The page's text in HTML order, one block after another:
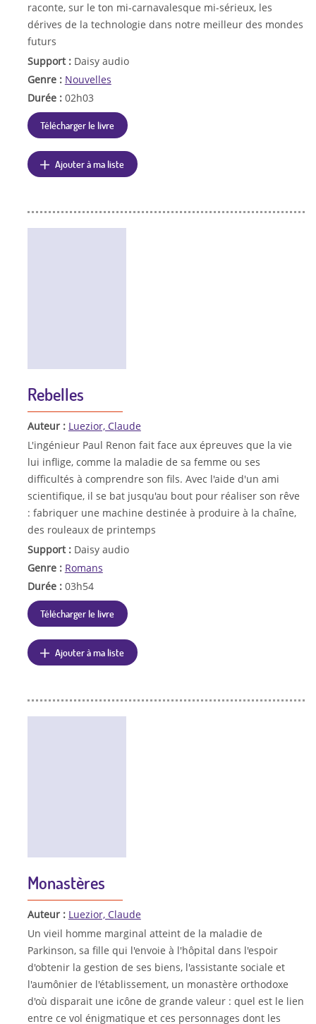
raconte, sur le ton mi-carnavalesque mi-sérieux, les
dérives de la technologie dans notre meilleur des mondes
futurs
Support : Daisy audio
Genre : Nouvelles
Durée : 02h03
Télécharger le livre
Ajouter à ma liste
Rebelles
Auteur : Luezior, Claude
L'ingénieur Paul Renon fait face aux épreuves que la vie
lui inflige, comme la maladie de sa femme ou ses
difficultés à comprendre son fils. Avec l'aide d'un ami
scientifique, il se bat jusqu'au bout pour réaliser son rêve
: fabriquer une machine destinée à produire à la chaîne,
des rouleaux de printemps
Support : Daisy audio
Genre : Romans
Durée : 03h54
Télécharger le livre
Ajouter à ma liste
Monastères
Auteur : Luezior, Claude
Un vieil homme marginal atteint de la maladie de
Parkinson, sa fille qui l'envoie à l'hôpital dans l'espoir
d'obtenir la gestion de ses biens, l'assistante sociale et
l'aumônier de l'établissement, un monastère orthodoxe
d'où disparait une icône de grande valeur : quel est le lien
entre ce vol énigmatique et ces personnages dont les